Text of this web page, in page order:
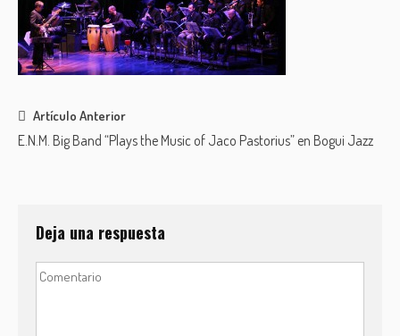
Post
navigation
Artículo Anterior
E.N.M. Big Band “Plays the Music of Jaco Pastorius” en Bogui Jazz
Deja una respuesta